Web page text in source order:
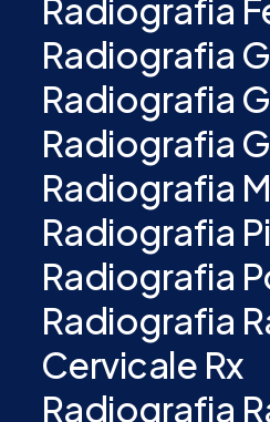
Radiografia
Radiografia
Radiografia
Radiografia
Radiografia
Radiografia
Radiografia
Radiografia
Cervicale Rx
Radiografia